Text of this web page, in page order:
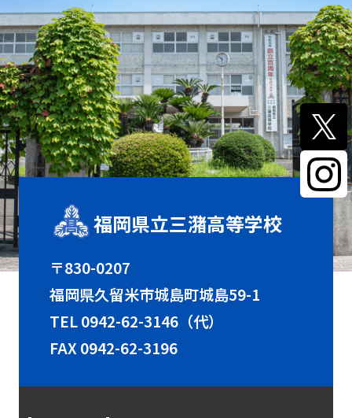
福岡県立三潴高等学校
〒830-0207
福岡県久留米市城島町城島59-1
TEL0942-62-3146（代）
FAX 0942-62-3196